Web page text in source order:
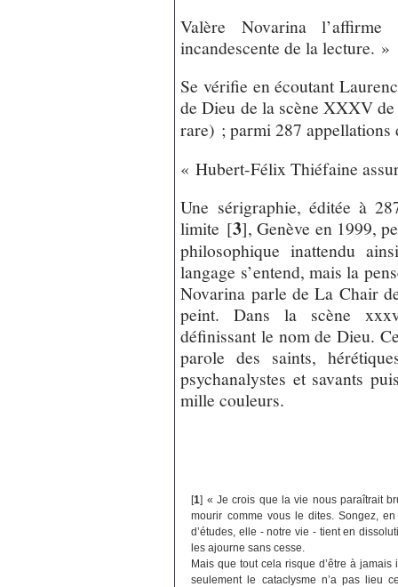
Valère Novarina
incandescente de la lecture. »
Se vérifie en écoutant
de Dieu de la scène XXXV de
rare) ; parmi 287
« Hubert-Félix Thiéfaine
Une sérigraphie, éditée à
limite [3], Genève en 1999,
philosophique inattendu
langage s’entend, mais la
Novarina parle de La Chair
peint. Dans la scène
définissant le nom de Dieu.
parole des saints,
psychanalystes et savants
mille couleurs.
[1] « Je crois que la vie nous paraîtrait
mourir comme vous le dites. Songez,
d’études, elle - notre vie - tient en
les ajourne sans cesse.
Mais que tout cela risque d’être à
seulement le cataclysme n’a pas lieu